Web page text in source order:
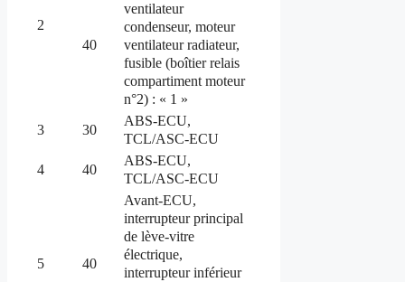
2
40
ventilateur
condenseur, moteur
ventilateur radiateur,
fusible (boîtier relais
compartiment moteur
n°2) : « 1 »
3 30
ABS-ECU,
TCL/ASC-ECU
4 40
ABS-ECU,
TCL/ASC-ECU
5 40
Avant-ECU,
interrupteur principal
de lève-vitre
électrique,
interrupteur inférieur